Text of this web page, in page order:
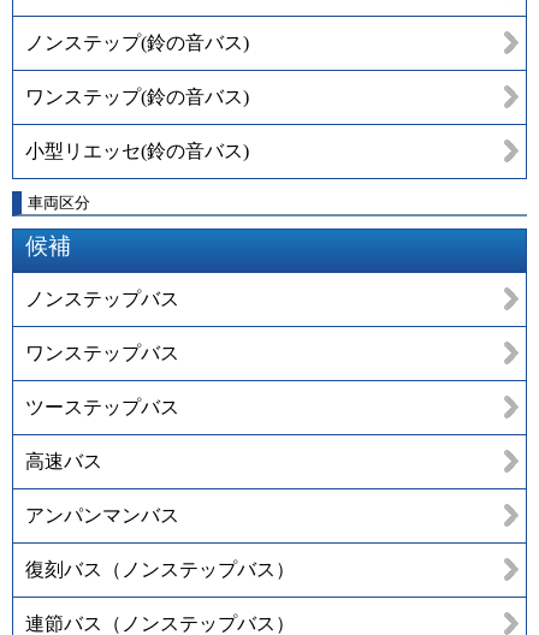
ノンステップ(鈴の音バス)
ワンステップ(鈴の音バス)
小型リエッセ(鈴の音バス)
車両区分
候補
ノンステップバス
ワンステップバス
ツーステップバス
高速バス
アンパンマンバス
復刻バス（ノンステップバス）
連節バス（ノンステップバス）